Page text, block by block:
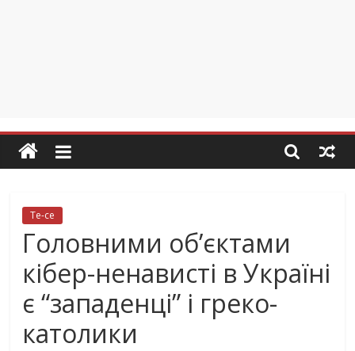
Те-се
Головними об’єктами
кібер-ненависті в Україні
є “западенці” і греко-
католики